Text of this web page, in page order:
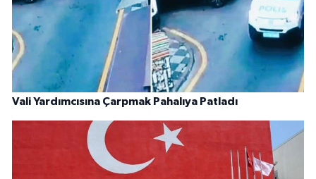
Vali Yardımcısına Çarpmak Pahalıya Patladı